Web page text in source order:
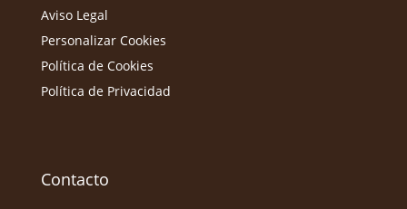
Aviso Legal
Personalizar Cookies
Política de Cookies
Política de Privacidad
Contacto